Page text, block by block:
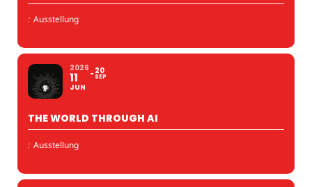
: Ausstellung
2026
11
JUN
20
SEP
THE WORLD THROUGH AI
: Ausstellung